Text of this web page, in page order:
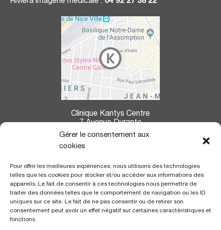
Gérer le consentement aux
cookies
Pour offrir les meilleures expériences, nous utilisons des technologies
telles que les cookies pour stocker et/ou accéder aux informations des
appareils. Le fait de consentir à ces technologies nous permettra de
traiter des données telles que le comportement de navigation ou les ID
uniques sur ce site. Le fait de ne pas consentir ou de retirer son
consentement peut avoir un effet négatif sur certaines caractéristiques et
fonctions.
Riviera imagerie médicale : 04 92 27 38 22
Clinique Kantys Centre
7 Avenue Durante
06004 Nice
7,2 kms de l’aéroport
de Nice Côte d’Azur
350 m de la gareSNCF «Thiers»
700 m de la ligne du Tramway, arrêt «gare Thiers»
CERTIFICATION